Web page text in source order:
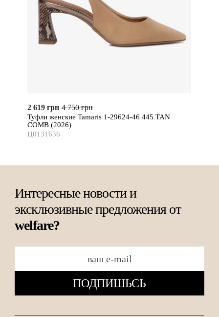
2 619 грн 4 750 грн
Туфли женские Tamaris 1-29624-46 445 TAN
COMB (2026)
Ц0131636
Интересные новости и
эксклюзивные предложения от
welfare?
ПОДПИШЬСЬ